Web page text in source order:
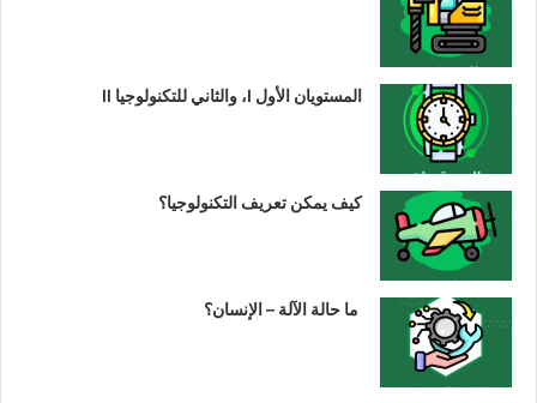
المستويان الأول I، والثاني للتكنولوجيا II
كيف يمكن تعريف التكنولوجيا؟
ما حالة الآلة – الإنسان؟